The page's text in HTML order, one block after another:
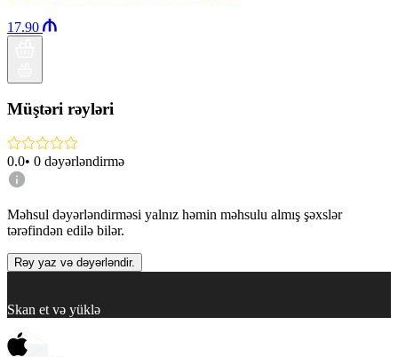
17.90
Müştəri rəyləri
0.0• 0 dəyərləndirmə
Məhsul dəyərləndirməsi yalnız həmin məhsulu almış şəxslər
tərəfindən edilə bilər.
Rəy yaz və dəyərləndir.
Skan et və yüklə